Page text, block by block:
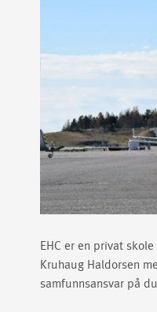
EHC er en privat
Kruhaug Haldorsen
samfunnsansvar på